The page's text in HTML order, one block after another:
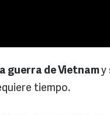
guerra de Vietnamy
tiempo.